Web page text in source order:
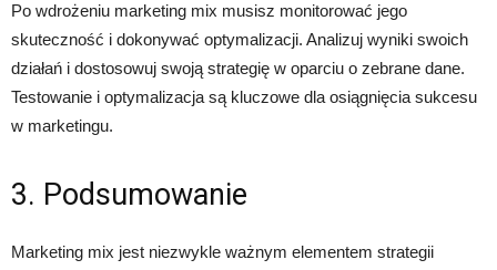
Po wdrożeniu marketing mix musisz monitorować jego
skuteczność i dokonywać optymalizacji. Analizuj wyniki swoich
działań i dostosowuj swoją strategię w oparciu o zebrane dane.
Testowanie i optymalizacja są kluczowe dla osiągnięcia sukcesu
w marketingu.
3. Podsumowanie
Marketing mix jest niezwykle ważnym elementem strategii